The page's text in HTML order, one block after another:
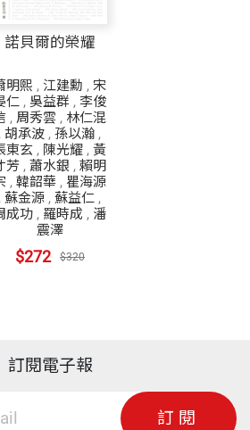
諾貝爾的榮耀
明熙 , 江建勳 ,宋
仁 , 吳益群 ,李俊
, 周秀雲 , 林仁混
, 胡承波 ,孫以瀚 ,
東玄 , 陳光耀 ,黃
芳 ,蕭水銀 ,賴明
,韓韶華 , 瞿海源
,蘇金源 ,蘇益仁 ,
成功 , 羅時成 , 潘
震澤
$272 $320
訂閱電子報
訂閱